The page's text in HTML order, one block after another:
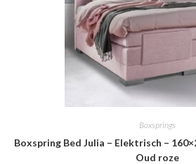
Boxsprings
Boxspring Bed Julia – Elektrisch –
Oud roze